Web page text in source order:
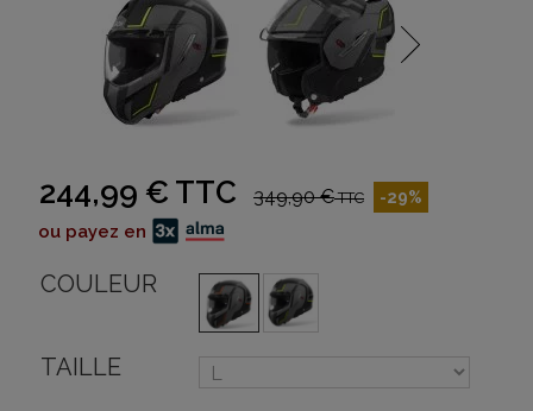
244,99 € TTC 349,90 €TTC -29%
ou payez en
COULEUR
TAILLE